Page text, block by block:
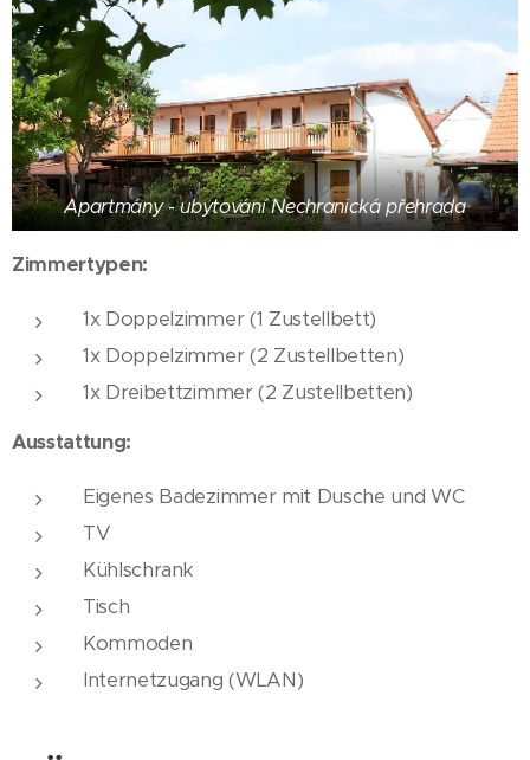
Apartmány - ubytování Nechranická přehrada
Zimmertypen:
1x Doppelzimmer (1 Zustellbett)
1x Doppelzimmer (2 Zustellbetten)
1x Dreibettzimmer (2 Zustellbetten)
Ausstattung:
Eigenes Badezimmer mit Dusche und WC
TV
Kühlschrank
Tisch
Kommoden
Internetzugang (WLAN)